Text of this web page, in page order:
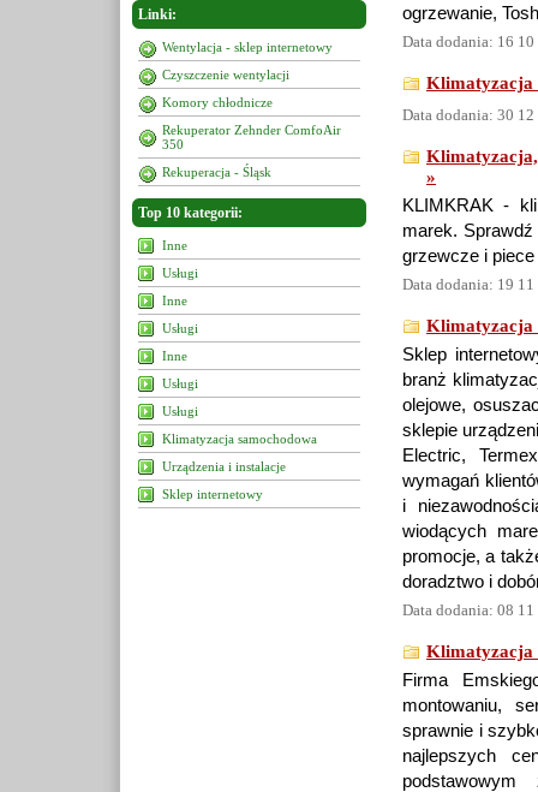
Linki:
Wentylacja - sklep internetowy
Czyszczenie wentylacji
Komory chłodnicze
Rekuperator Zehnder ComfoAir
350
Rekuperacja - Śląsk
Top 10 kategorii:
Inne
Usługi
Inne
Usługi
Inne
Usługi
Usługi
Klimatyzacja samochodowa
Urządzenia i instalacje
Sklep internetowy
ogrzewanie,
Data dodania: 16
Klimatyzacja
Data dodania: 30
»
KLIMKRAK -
marek.
grzewcze i
Data dodania: 19
Klimatyzacja
Sklep
branż
olejowe,
sklepie
Electric,
wymagań
i
wiodących
promocje, a
doradztwo i
Data dodania: 08
Klimatyzacja
Firma
montowaniu,
sprawnie i
najlepszych